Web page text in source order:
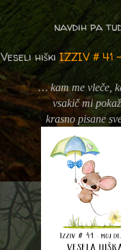
navdih pa
Veseli hiškiIZZIV # 41
… kam me vleče,
vsakič mi
krasno pisane